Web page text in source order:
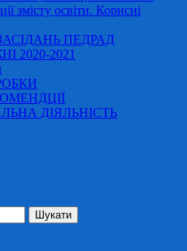
змісту освіти. Корисні
ПЕДРАД
2020-2021
ДІЯЛЬНІСТЬ